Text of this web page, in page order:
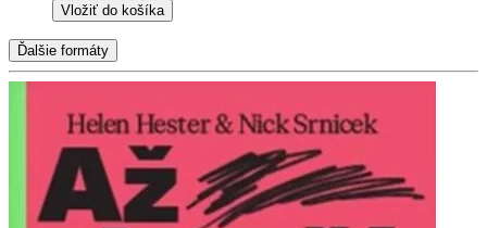
Vložiť do košíka
Ďalšie formáty